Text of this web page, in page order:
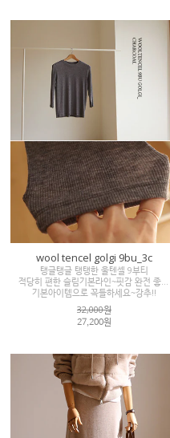
wool tencel golgi 9bu_3c
탱글탱글 탱탱한 울텐셀 9부티
적당히 편한 슬림기본라인~핏감 완전 좋아요!!
기본아이템으로 꼭들하세요~강추!!
32,000원
27,200원